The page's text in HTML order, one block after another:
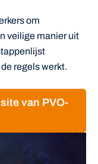
om
veilige manier uit
regels werkt.
van PVO-